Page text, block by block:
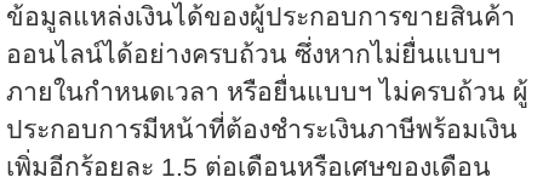
ข้อมูลแหล่งเงินได้ของผู้ประกอบการขายสินค้า
ออนไลน์ได้อย่างครบถ้วน ซึ่งหากไม่ยื่นแบบฯ
ภายในกำหนดเวลา หรือยื่นแบบฯ ไม่ครบถ้วน ผู้
ประกอบการมีหน้าที่ต้องชำระเงินภาษีพร้อมเงิน
เพิ่มอีกร้อยละ 1.5 ต่อเดือนหรือเศษของเดือน